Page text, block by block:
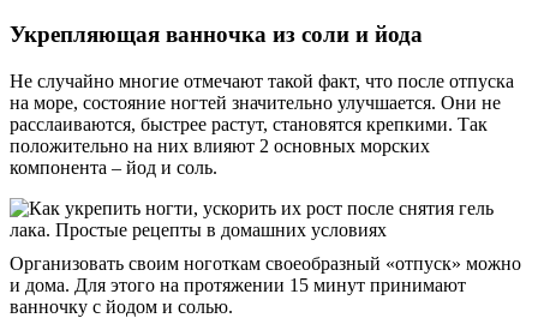
Укрепляющая ванночка из соли и йода
Не случайно многие отмечают такой факт, что после отпуска
на море, состояние ногтей значительно улучшается. Они не
расслаиваются, быстрее растут, становятся крепкими. Так
положительно на них влияют 2 основных морских
компонента – йод и соль.
Организовать своим ноготкам своеобразный «отпуск» можно
и дома. Для этого на протяжении 15 минут принимают
ванночку с йодом и солью.